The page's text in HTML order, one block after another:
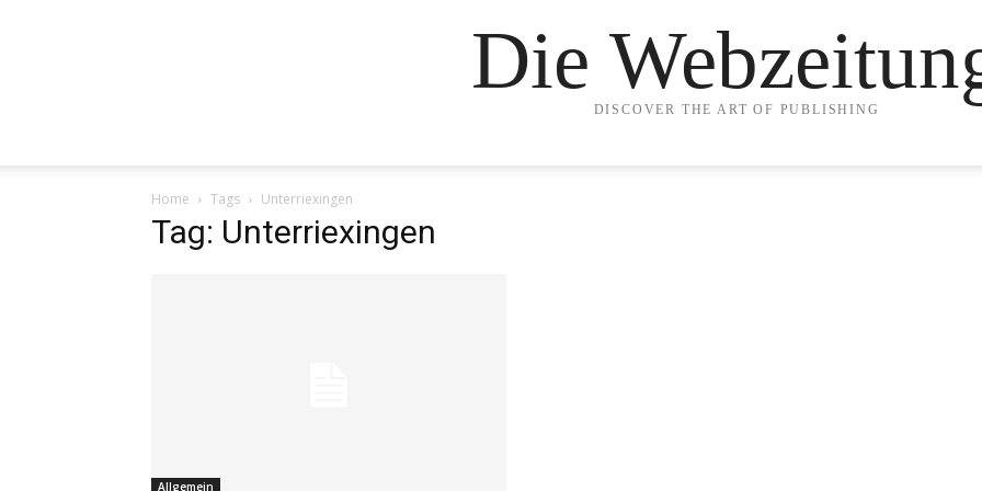
Die
DISCOVER THE ART OF PUBLISHING
Home Tags Unterriexingen
Tag: Unterriexingen
Allgemein